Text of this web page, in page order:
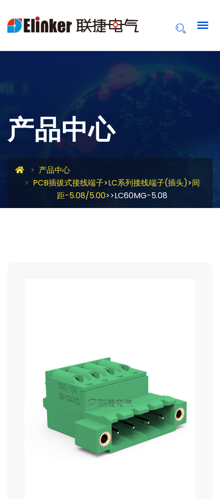
产品中心
产品中心
PCB插拔式接线端子>LC系列接线端子(插头)>间
距-5.08/5.00>>LC60MG-5.08